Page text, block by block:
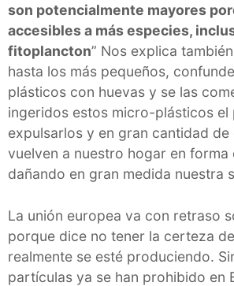
son potencialmente mayores
accesibles a más especies,
fitoplancton” Nos explica
hasta los más pequeños,
plásticos con huevas y se las
ingeridos estos micro-plásticos el
expulsarlos y en gran cantidad de
vuelven a nuestro hogar en forma
dañando en gran medida nuestra
La unión europea va con retraso
porque dice no tener la certeza
realmente se esté produciendo.
partículas ya se han prohibido en